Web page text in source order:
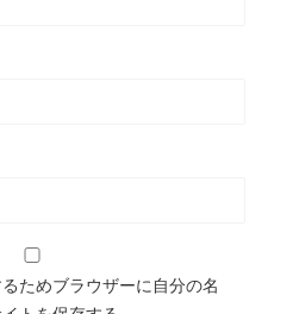
ためブラウザーに自分の名